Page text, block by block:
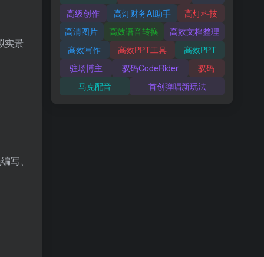
实景
写、
高级创作
高灯财务AI助手
高灯科技
高清图片
高效语音转换
高效文档整理
高效写作
高效PPT工具
高效PPT
驻场博主
驭码CodeRider
驭码
马克配音
首创弹唱新玩法